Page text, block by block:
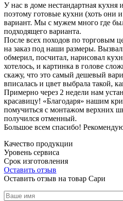
У нас в доме нестандартная кухня
поэтому готовые кухни (хоть они
вариант. Мы с мужем много где
подходящего варианта.
После всех походов по торговым
на заказ под наши размеры.
обмерил, посчитал, нарисовал
хотелось, и картинка в голове
скажу, что это самый дешевый
вписалась и цвет выбрала такой,
Примерно через 2 недели нам
красавицу! «Благодаря» нашим
помучиться с монтажом верхних
получился отменный.
Большое всем спасибо!
Качество продукции
Уровень сервиса
Срок изготовления
Оставить отзыв
Оставить отзыв на товар Сари